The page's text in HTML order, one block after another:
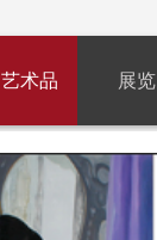
艺术品 展览